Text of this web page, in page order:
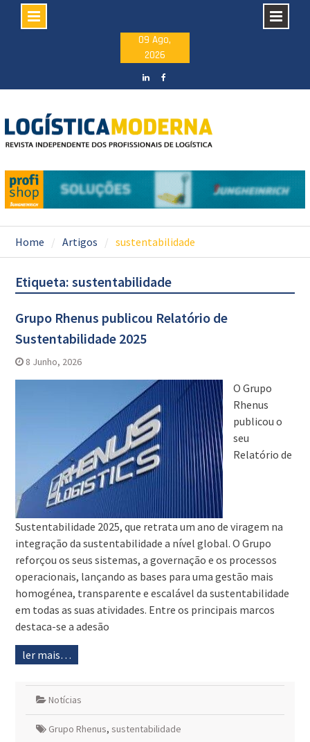
09 Ago,
2026
Home Artigos sustentabilidade
Etiqueta: sustentabilidade
Grupo Rhenus publicou Relatório de
Sustentabilidade 2025
8 Junho, 2026
O Grupo
Rhenus
publicou o
seu
Relatório de
Sustentabilidade 2025, que retrata um ano de viragem na
integração da sustentabilidade a nível global. O Grupo
reforçou os seus sistemas, a governação e os processos
operacionais, lançando as bases para uma gestão mais
homogénea, transparente e escalável da sustentabilidade
em todas as suas atividades. Entre os principais marcos
destaca-se a adesão
ler mais…
Notícias
Grupo Rhenus, sustentabilidade